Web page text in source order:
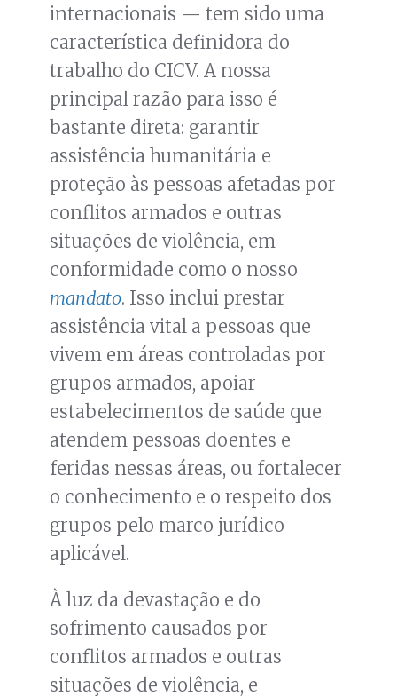
internacionais — tem sido uma
característica definidora do
trabalho do CICV. A nossa
principal razão para isso é
bastante direta: garantir
assistência humanitária e
proteção às pessoas afetadas por
conflitos armados e outras
situações de violência, em
conformidade como o nosso
mandato. Isso inclui prestar
assistência vital a pessoas que
vivem em áreas controladas por
grupos armados, apoiar
estabelecimentos de saúde que
atendem pessoas doentes e
feridas nessas áreas, ou fortalecer
o conhecimento e o respeito dos
grupos pelo marco jurídico
aplicável.
À luz da devastação e do
sofrimento causados por
conflitos armados e outras
situações de violência, e